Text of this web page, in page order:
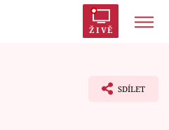
ŽIVĚ
SDÍLET